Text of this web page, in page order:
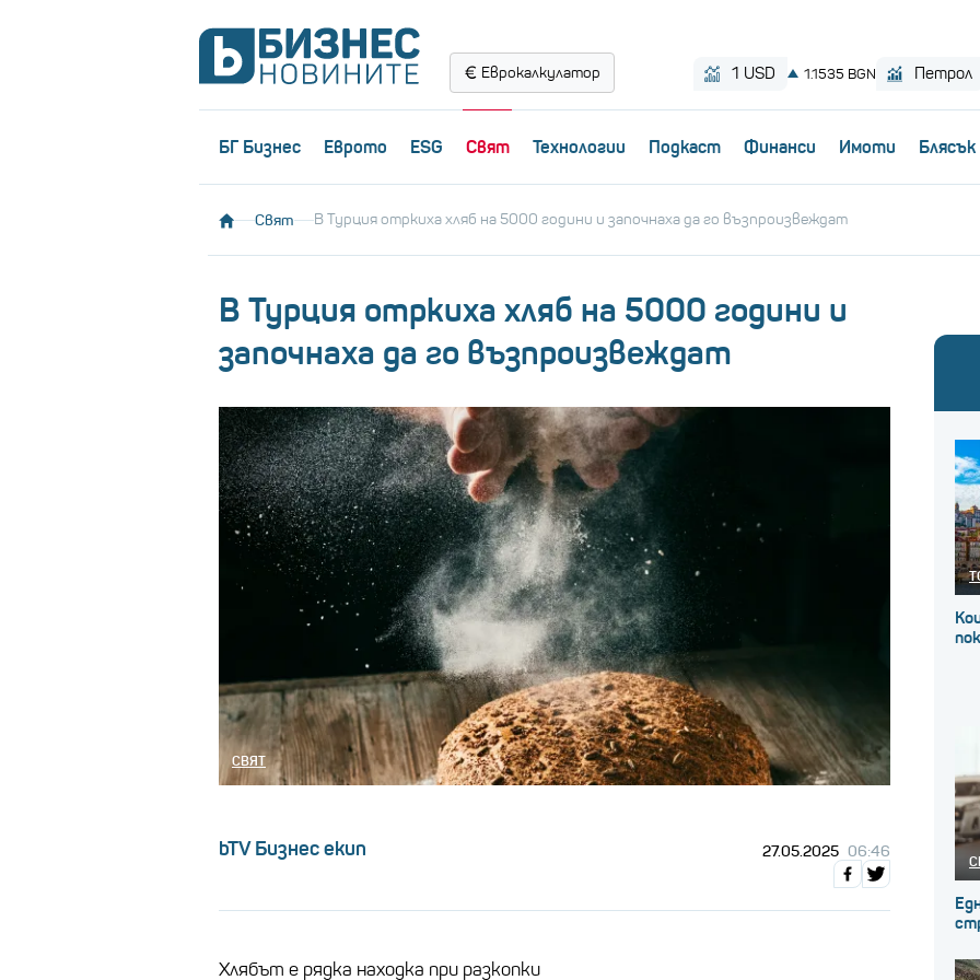
Еврокалкулатор
БГ Бизнес Еврото ESG Свят Технологии Пoдкаст Финанси Имоти Блясък
Свят В Турция отркиха хляб на 5000 години и започнаха да го възпроизвеждат
В Турция отркиха хляб на 5000 години и
започнаха да го възпроизвеждат
СВЯТ
bTV Бизнес екип 27.05.2025 06:46
Хлябът е рядка находка при разкопки